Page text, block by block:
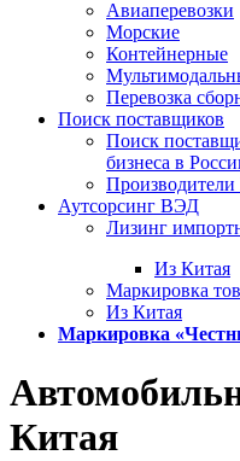
Авиаперевозки
Морские
Контейнерные
Перевозка
Поиск поставщиков
Поиск
бизнеса в
Производители
Аутсорсинг ВЭД
Лизинг
Из Китая
Маркировка
Из Китая
Маркировка
Китая